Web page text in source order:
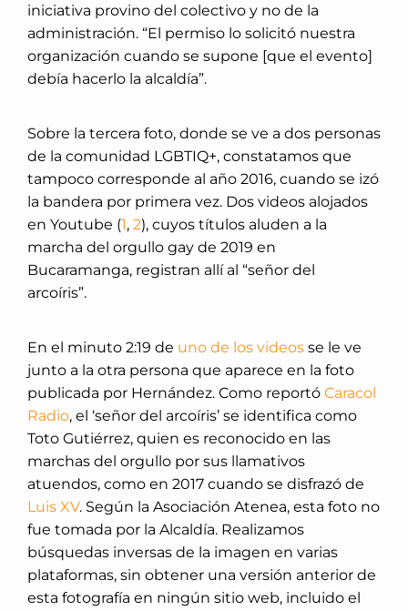
iniciativa provino del colectivo y no de la
administración. “El permiso lo solicitó nuestra
organización cuando se supone [que el evento]
debía hacerlo la alcaldía”.
Sobre la tercera foto, donde se ve a dos personas
de la comunidad LGBTIQ+, constatamos que
tampoco corresponde al año 2016, cuando se izó
la bandera por primera vez. Dos videos alojados
en Youtube (1, 2), cuyos títulos aluden a la
marcha del orgullo gay de 2019 en
Bucaramanga, registran allí al “señor del
arcoíris”.
En el minuto 2:19 de uno de los videos se le ve
junto a la otra persona que aparece en la foto
publicada por Hernández. Como reportó Caracol
Radio, el ‘señor del arcoíris’ se identifica como
Toto Gutiérrez, quien es reconocido en las
marchas del orgullo por sus llamativos
atuendos, como en 2017 cuando se disfrazó de
Luis XV. Según la Asociación Atenea, esta foto no
fue tomada por la Alcaldía. Realizamos
búsquedas inversas de la imagen en varias
plataformas, sin obtener una versión anterior de
esta fotografía en ningún sitio web, incluido el